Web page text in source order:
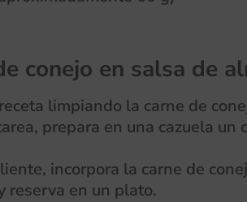
conejo en salsa de
limpiando la carne de
prepara en una cazuela
incorpora la carne de
reserva en un plato.